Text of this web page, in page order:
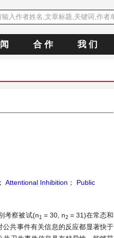
合 作 我 们
； Attentional Inhibition ；
Public
考察被试(n1 = 30, n2= 31)在常态和
共事件有关信息的反应都显著快于